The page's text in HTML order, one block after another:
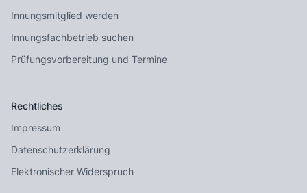
Innungsmitglied werden
Innungsfachbetrieb suchen
Prüfungsvorbereitung und Termine
Rechtliches
Impressum
Datenschutzerklärung
Elektronischer Widerspruch